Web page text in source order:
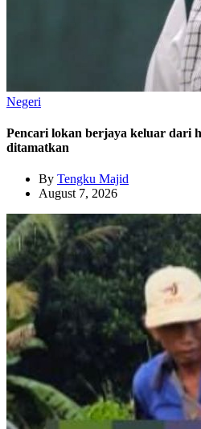
Negeri
Pencari lokan berjaya keluar dari
ditamatkan
By Tengku Majid
August 7, 2026